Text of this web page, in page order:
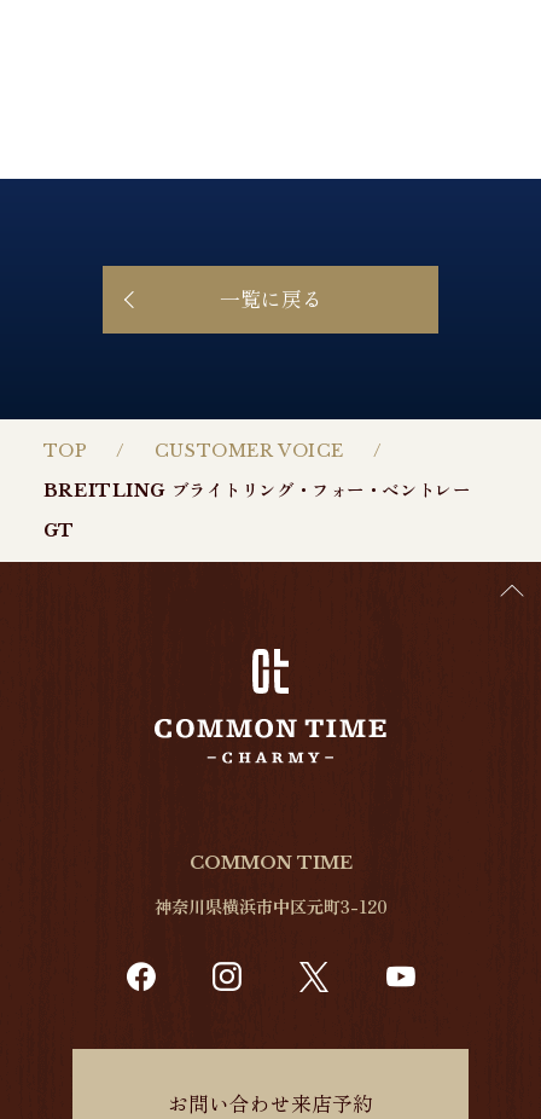
TOP
CUSTOMER VOICE
BREITLING ブライトリング・フォー・ベントレー
GT
一覧に戻る
COMMON TIME
神奈川県横浜市中区元町3-120
お問い合わせ来店予約